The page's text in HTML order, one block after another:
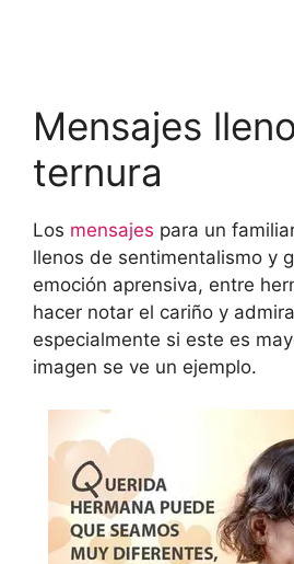
Mensajes
ternura
Los mensajes para un
llenos de sentimentalismo y
emoción aprensiva, entre
hacer notar el cariño y
especialmente si este es
imagen se ve un ejemplo.